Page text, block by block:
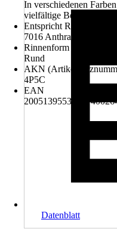
In verschiedenen
vielfältige
Entspricht RAL-Farbton
7016 Anthrazitgrau
Rinnenform
Rund
AKN
4P5C
EAN
2005139553005,
Datenblatt